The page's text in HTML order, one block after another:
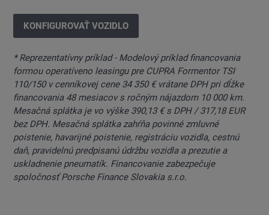
KONFIGUROVAŤ VOZIDLO
* Reprezentatívny príklad - Modelový príklad financovania
formou operatíveno leasingu pre CUPRA Formentor TSI
110/150 v cenníkovej cene 34 350 € vrátane DPH pri dĺžke
financovania 48 mesiacov s ročným nájazdom 10 000 km.
Mesačná splátka je vo výške 390,13 € s DPH / 317,18 EUR
bez DPH. Mesačná splátka zahŕňa povinné zmluvné
poistenie, havarijné poistenie, registráciu vozidla, cestnú
daň, pravidelnú predpisanú údržbu vozidla a prezutie a
uskladnenie pneumatík. Financovanie zabezpečuje
spoločnosť Porsche Finance Slovakia s.r.o.